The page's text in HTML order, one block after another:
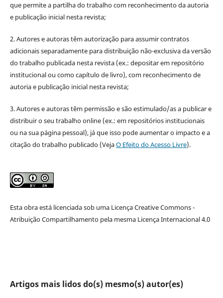
que permite a partilha do trabalho com reconhecimento da autoria
e publicação inicial nesta revista;
2. Autores e autoras têm autorização para assumir contratos
adicionais separadamente para distribuição não-exclusiva da versão
do trabalho publicada nesta revista (ex.: depositar em repositório
institucional ou como capítulo de livro), com reconhecimento de
autoria e publicação inicial nesta revista;
3. Autores e autoras têm permissão e são estimulado/as a publicar e
distribuir o seu trabalho online (ex.: em repositórios institucionais
ou na sua página pessoal), já que isso pode aumentar o impacto e a
citação do trabalho publicado (VejaO Efeito do Acesso Livre).
Esta obra está licenciada sob uma Licença Creative Commons -
Atribuição Compartilhamento pela mesma Licença Internacional 4.0
Artigos mais lidos do(s) mesmo(s) autor(es)